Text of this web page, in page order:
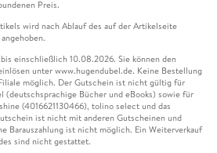
Preis.
wird nach Ablauf des auf der Artikelseite
einschließlich 10.08.2026. Sie können den
unter www.hugendubel.de. Keine Bestellung
möglich. Der Gutschein ist nicht gültig für
(deutschsprachige Bücher und eBooks) sowie für
(4016621130466), tolino select und das
ist nicht mit anderen Gutscheinen und
Barauszahlung ist nicht möglich. Ein Weiterverkauf
sind nicht gestattet.